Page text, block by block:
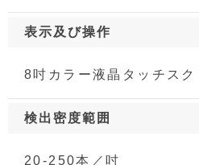
表示及び操作
8吋カラー液晶タッチスク
検出密度範囲
20-250本／吋